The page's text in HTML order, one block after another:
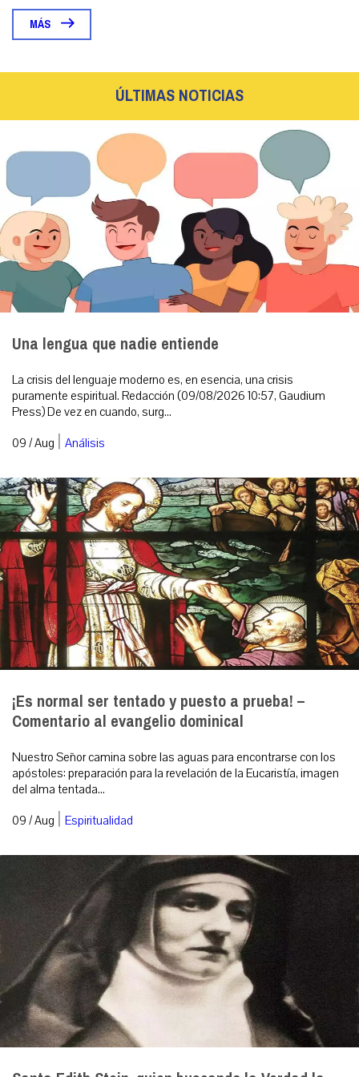
MÁS
ÚLTIMAS NOTICIAS
Una lengua que nadie entiende
La crisis del lenguaje moderno es, en esencia, una crisis
puramente espiritual. Redacción (09/08/2026 10:57, Gaudium
Press) De vez en cuando, surg...
09 / Aug | Análisis
¡Es normal ser tentado y puesto a prueba! –
Comentario al evangelio dominical
Nuestro Señor camina sobre las aguas para encontrarse con los
apóstoles: preparación para la revelación de la Eucaristía, imagen
del alma tentada...
09 / Aug | Espiritualidad